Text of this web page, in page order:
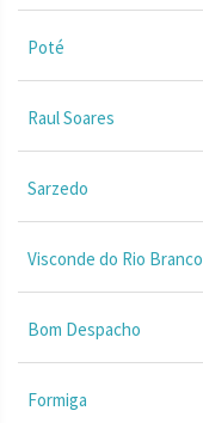
Poté
Raul Soares
Sarzedo
Visconde do Rio Branco
Bom Despacho
Formiga